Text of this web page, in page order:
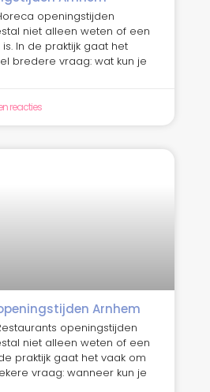
openingstijden
niet alleen weten of een
In de praktijk gaat het
bredere vraag: wat kun je
reacties
Arnhem
openingstijden
niet alleen weten of een
praktijk gaat het vaak om
vraag: wanneer kun je